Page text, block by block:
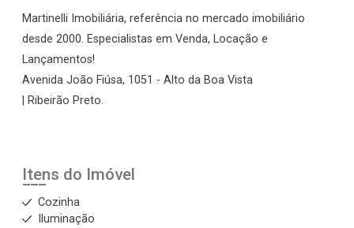
Martinelli Imobiliária, referência no mercado imobiliário
desde 2000. Especialistas em Venda, Locação e
Lançamentos!
Avenida João Fiúsa, 1051 - Alto da Boa Vista
| Ribeirão Preto.
Itens do Imóvel
Cozinha
Iluminação